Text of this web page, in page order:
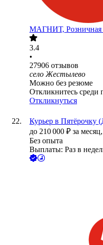
МАГНИТ, Розничная
3.4
•
27906 отзывов
село Жестылево
Можно без резюме
Откликнитесь среди
Откликнуться
Курьер в Пятёрочку
до 210 000 ₽ за месяц,
Без опыта
Выплаты: Раз в